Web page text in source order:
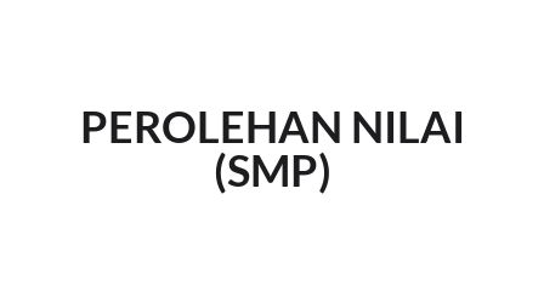
PEROLEHAN NILAI
(SMP)